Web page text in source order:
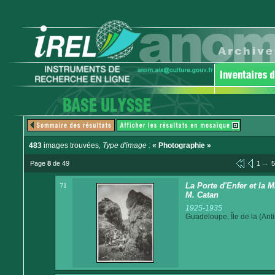
483 images trouvées, Type d'image : « Photographie »
Page 8 de 49 1 ... 5
71
La Porte d'Enfer et la
M. Catan
1925-1935
Guadeloupe, Île de la